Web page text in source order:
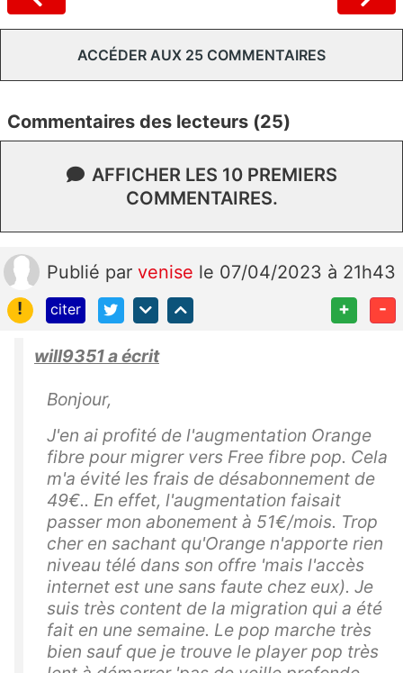
ACCÉDER AUX 25 COMMENTAIRES
Commentaires des lecteurs (25)
AFFICHER LES 10 PREMIERS
COMMENTAIRES.
Publié par venise le 07/04/2023 à 21h43
!
citer + -
will9351 a écrit
Bonjour,
J'en ai profité de l'augmentation Orange
fibre pour migrer vers Free fibre pop. Cela
m'a évité les frais de désabonnement de
49€.. En effet, l'augmentation faisait
passer mon abonement à 51€/mois. Trop
cher en sachant qu'Orange n'apporte rien
niveau télé dans son offre 'mais l'accès
internet est une sans faute chez eux). Je
suis très content de la migration qui a été
fait en une semaine. Le pop marche très
bien sauf que je trouve le playerpop très